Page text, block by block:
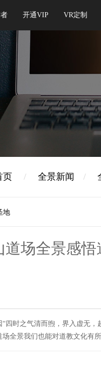
开通VIP VR定制
页 / 全景新闻 /
地
道场全景感悟
四时之气清而煦，界入虚无
全景我们也能对道教文化有所